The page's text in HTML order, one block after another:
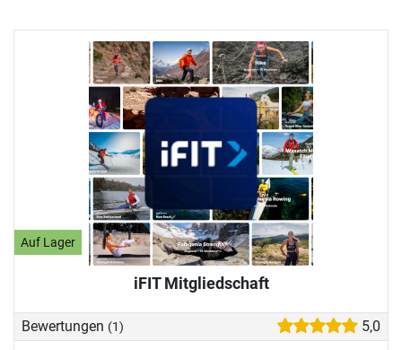
Auf Lager
iFIT Mitgliedschaft
Bewertungen (1) 5,0